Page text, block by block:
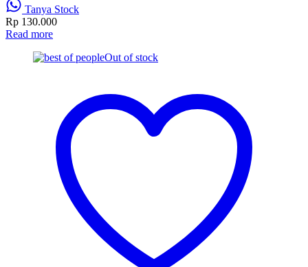
Tanya Stock
Rp 130.000
Read more
Out of stock